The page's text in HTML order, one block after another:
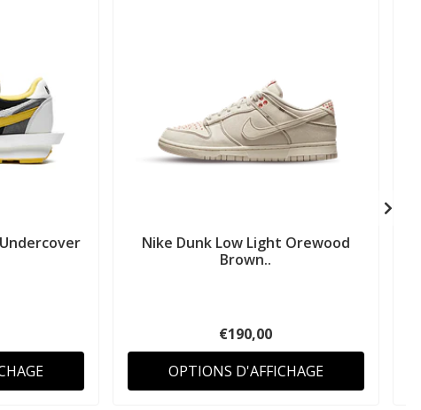
Nike Dunk Low Light Orewood
Brown..
€190,00
OPTIONS D'AFFICHAGE